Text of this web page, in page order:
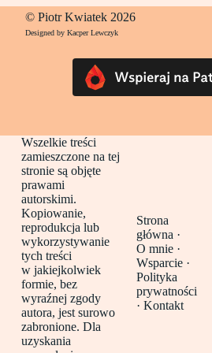
© Piotr Kwiatek 2026
Designed by Kacper Lewczyk
Wszelkie treści
zamieszczone na tej
stronie są objęte
prawami
autorskimi.
Kopiowanie,
reprodukcja lub
wykorzystywanie
tych treści
w jakiejkolwiek
formie, bez
wyraźnej zgody
autora, jest surowo
zabronione. Dla
uzyskania
Strona
główna ·
O mnie ·
Wsparcie ·
Polityka
prywatności
·Kontakt